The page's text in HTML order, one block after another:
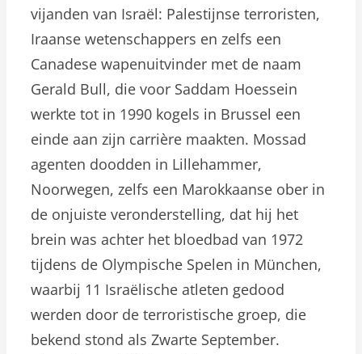
vijanden van Israël: Palestijnse terroristen,
Iraanse wetenschappers en zelfs een
Canadese wapenuitvinder met de naam
Gerald Bull, die voor Saddam Hoessein
werkte tot in 1990 kogels in Brussel een
einde aan zijn carrière maakten. Mossad
agenten doodden in Lillehammer,
Noorwegen, zelfs een Marokkaanse ober in
de onjuiste veronderstelling, dat hij het
brein was achter het bloedbad van 1972
tijdens de Olympische Spelen in München,
waarbij 11 Israëlische atleten gedood
werden door de terroristische groep, die
bekend stond als Zwarte September.